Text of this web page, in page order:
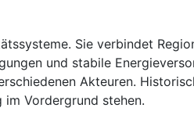
Sie verbindet
und stabile
Akteuren.
Vordergrund stehen.